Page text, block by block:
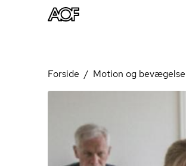
Forside Motion og bevægelse